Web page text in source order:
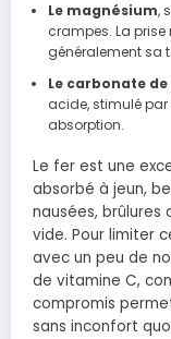
Le magnésium,
crampes. La
généralement sa
Le carbonate
acide, stimulé par
absorption.
Le fer est une
absorbé à jeun,
nausées, brûlures
vide. Pour limiter
avec un peu de
de vitamine C,
compromis
sans inconfort